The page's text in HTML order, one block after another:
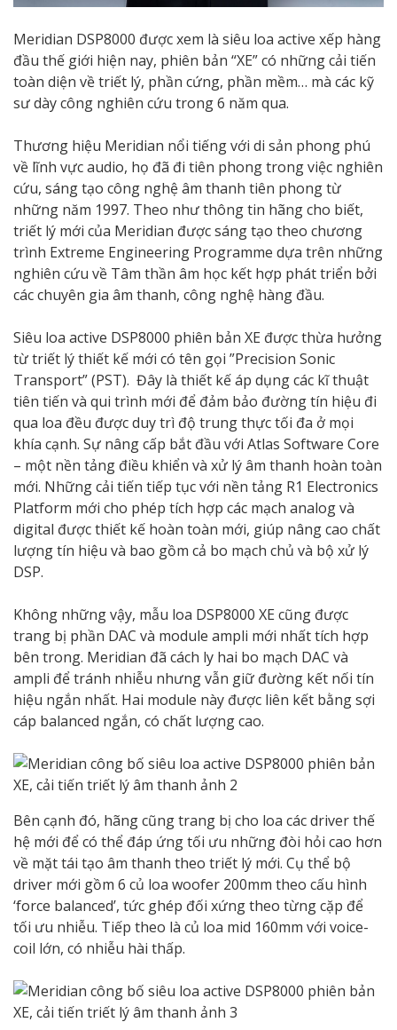
Meridian DSP8000 được xem là siêu loa active xếp hàng
đầu thế giới hiện nay, phiên bản “XE” có những cải tiến
toàn diện về triết lý, phần cứng, phần mềm… mà các kỹ
sư dày công nghiên cứu trong 6 năm qua.
Thương hiệu Meridian nổi tiếng với di sản phong phú
về lĩnh vực audio, họ đã đi tiên phong trong việc nghiên
cứu, sáng tạo công nghệ âm thanh tiên phong từ
những năm 1997. Theo như thông tin hãng cho biết,
triết lý mới của Meridian được sáng tạo theo chương
trình Extreme Engineering Programme dựa trên những
nghiên cứu về Tâm thần âm học kết hợp phát triển bởi
các chuyên gia âm thanh, công nghệ hàng đầu.
Siêu loa active DSP8000 phiên bản XE được thừa hưởng
từ triết lý thiết kế mới có tên gọi ”Precision Sonic
Transport” (PST). Đây là thiết kế áp dụng các kĩ thuật
tiên tiến và qui trình mới để đảm bảo đường tín hiệu đi
qua loa đều được duy trì độ trung thực tối đa ở mọi
khía cạnh. Sự nâng cấp bắt đầu với Atlas Software Core
– một nền tảng điều khiển và xử lý âm thanh hoàn toàn
mới. Những cải tiến tiếp tục với nền tảng R1 Electronics
Platform mới cho phép tích hợp các mạch analog và
digital được thiết kế hoàn toàn mới, giúp nâng cao chất
lượng tín hiệu và bao gồm cả bo mạch chủ và bộ xử lý
DSP.
Không những vậy, mẫu loa DSP8000 XE cũng được
trang bị phần DAC và module ampli mới nhất tích hợp
bên trong. Meridian đã cách ly hai bo mạch DAC và
ampli để tránh nhiễu nhưng vẫn giữ đường kết nối tín
hiệu ngắn nhất. Hai module này được liên kết bằng sợi
cáp balanced ngắn, có chất lượng cao.
Bên cạnh đó, hãng cũng trang bị cho loa các driver thế
hệ mới để có thể đáp ứng tối ưu những đòi hỏi cao hơn
về mặt tái tạo âm thanh theo triết lý mới. Cụ thể bộ
driver mới gồm 6 củ loa woofer 200mm theo cấu hình
‘force balanced’, tức ghép đối xứng theo từng cặp để
tối ưu nhiễu. Tiếp theo là củ loa mid 160mm với voice-
coil lớn, có nhiễu hài thấp.